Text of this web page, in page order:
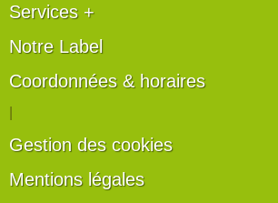
Services +
Notre Label
Coordonnées & horaires
Gestion des cookies
Mentions légales